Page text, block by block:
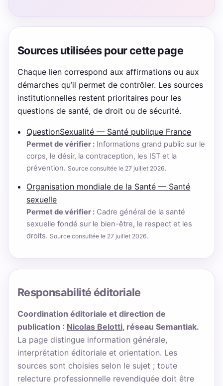
Sources utilisées pour cette page
Chaque lien correspond aux affirmations ou aux
démarches qu’il permet de contrôler. Les sources
institutionnelles restent prioritaires pour les
questions de santé, de droit ou de sécurité.
QuestionSexualité — Santé publique France
Permet de vérifier : Informations grand public sur le
corps, le désir, la contraception, les IST et la
prévention. Source consultée le 27 juillet 2026.
Organisation mondiale de la Santé — Santé
sexuelle
Permet de vérifier : Cadre général de la santé
sexuelle fondé sur le bien-être, le respect et les
droits. Source consultée le 27 juillet 2026.
Responsabilité éditoriale
Coordination éditoriale et direction de
publication : Nicolas Belotti, réseau Semantiak.
La page distingue information générale,
interprétation éditoriale et orientation. Les
sources sont choisies selon le sujet ; toute
relecture professionnelle revendiquée doit être